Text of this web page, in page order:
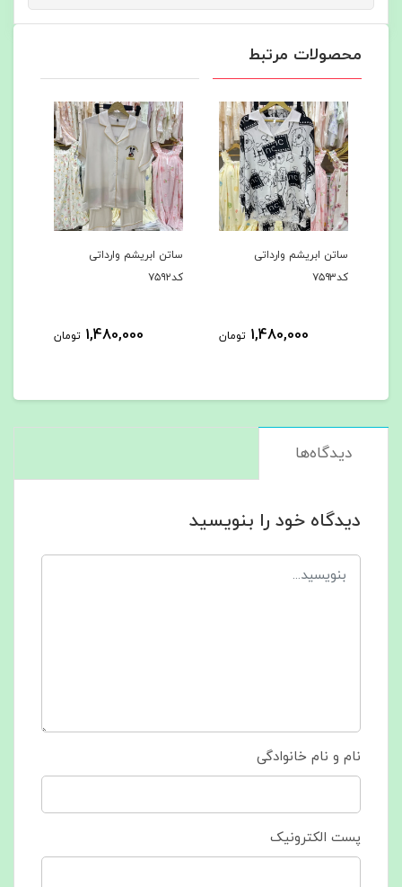
محصولات مرتبط
ساتن ابریشم وارداتی
کد۷۵۹۳
1,480,000 تومان
ساتن ابریشم وارداتی
کد۷۵۹۲
1,480,000 تومان
دیدگاه‌ها
دیدگاه خود را بنویسید
نام و نام خانوادگی
پست الکترونیک